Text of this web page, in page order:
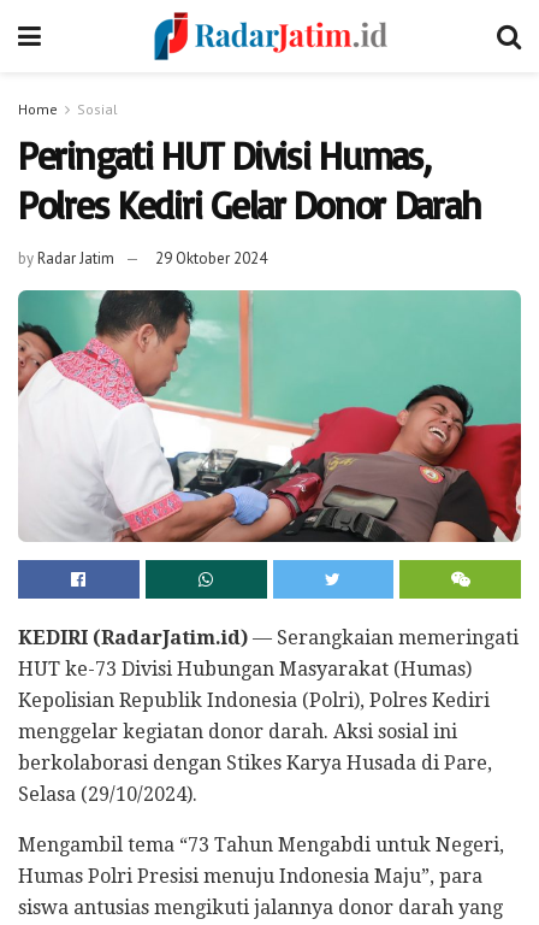
Home Sosial
Peringati HUT Divisi Humas,
Polres Kediri Gelar Donor Darah
byRadar Jatim 29 Oktober 2024
KEDIRI (RadarJatim.id) — Serangkaian memeringati
HUT ke-73 Divisi Hubungan Masyarakat (Humas)
Kepolisian Republik Indonesia (Polri), Polres Kediri
menggelar kegiatan donor darah. Aksi sosial ini
berkolaborasi dengan Stikes Karya Husada di Pare,
Selasa (29/10/2024).
Mengambil tema “73 Tahun Mengabdi untuk Negeri,
Humas Polri Presisi menuju Indonesia Maju”, para
siswa antusias mengikuti jalannya donor darah yang